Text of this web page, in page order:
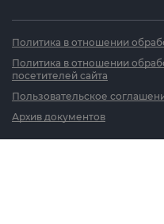
Политика в отношении
Политика в отношении
посетителей сайта
Пользовательское
Архив документов